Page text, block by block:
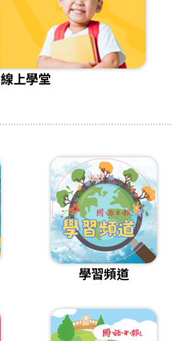
線上學堂
學習頻道